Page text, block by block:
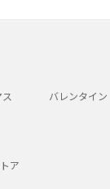
バレンタイン
ア